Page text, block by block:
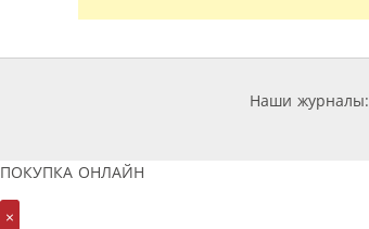
Наши журналы:
ПОКУПКА ОНЛАЙН
×